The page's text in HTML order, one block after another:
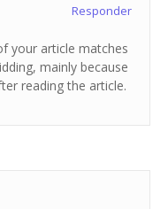
Responder
your article matches
mainly because
reading the article.